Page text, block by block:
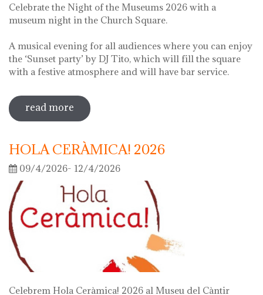
Celebrate the Night of the Museums 2026 with a
museum night in the Church Square.
A musical evening for all audiences where you can enjoy
the ‘Sunset party’ by DJ Tito, which will fill the square
with a festive atmosphere and will have bar service.
read more sobre night of the museums 2026
HOLA CERÀMICA! 2026
09/4/2026- 12/4/2026
Celebrem Hola Ceràmica! 2026 al Museu del Càntir